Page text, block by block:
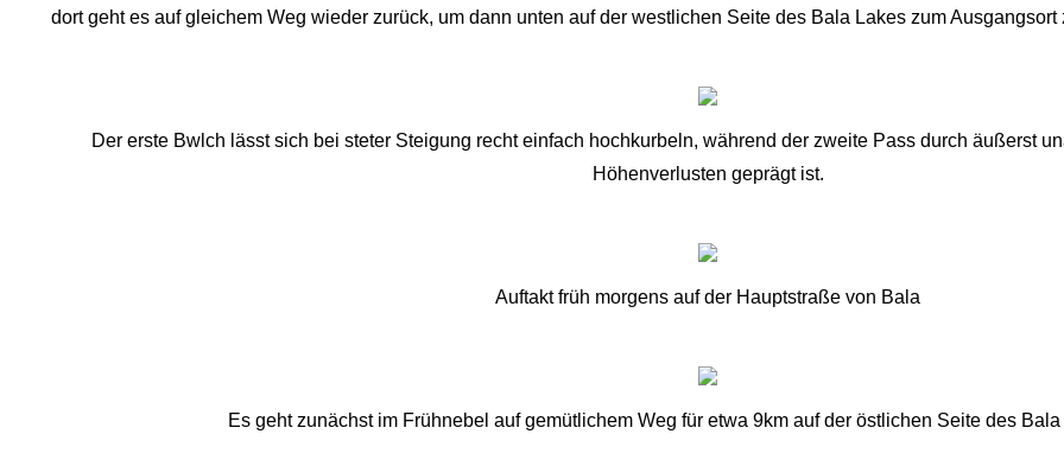
dort geht es auf gleichem Weg wieder zurück, um dann unten auf der westlichen Seite des Bala Lakes zum Ausgangsort
Der erste Bwlch lässt sich bei steter Steigung recht einfach hochkurbeln, während der zweite Pass durch äußerst
Höhenverlusten geprägt ist.
Auftakt früh morgens auf der Hauptstraße von Bala
Es geht zunächst im Frühnebel auf gemütlichem Weg für etwa 9km auf der östlichen Seite des